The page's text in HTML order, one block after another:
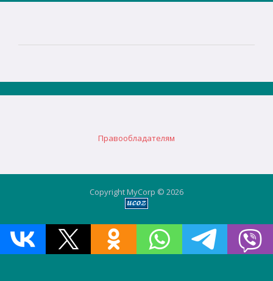
Правообладателям
Copyright MyCorp © 2026